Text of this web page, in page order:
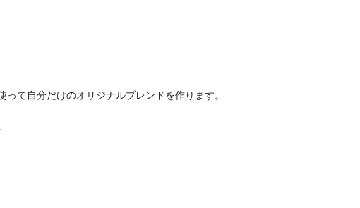
て自分だけのオリジナルブレンドを作ります。